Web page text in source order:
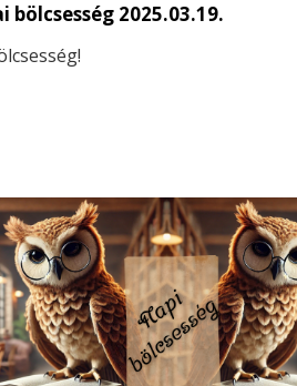
bölcsesség 2025.03.19.